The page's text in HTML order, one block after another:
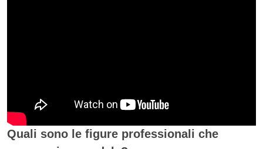
Quali sono le figure professionali che